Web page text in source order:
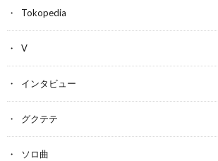
Tokopedia
V
インタビュー
グクテテ
ソロ曲